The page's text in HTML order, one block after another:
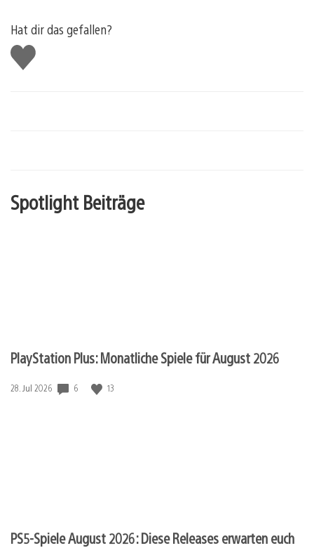
Hat dir das gefallen?
Gefällt
mir
Spotlight Beiträge
PlayStation Plus: Monatliche Spiele für August 2026
Veröffentlichungsdatum:
28. Jul 2026 6 13
PS5-Spiele August 2026: Diese Releases erwarten euch